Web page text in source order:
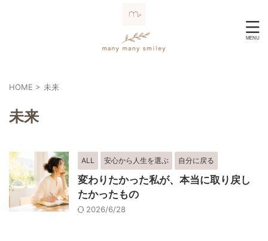
HOME > 未来
未来
ALL 安心から人生を選ぶ 自分に戻る
変わりたかった私が、本当に取り戻し
たかったもの
2026/6/28